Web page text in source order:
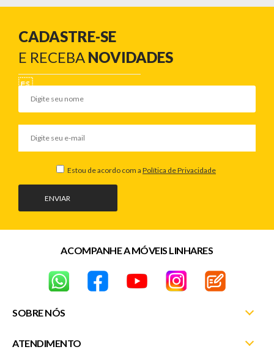
CADASTRE-SE
E RECEBA NOVIDADES
ENVIAR
Estou de acordo com a Política de Privacidade
SOBRE NÓS
Nossas Lojas
ATENDIMENTO
ACOMPANHE A MÓVEIS LINHARES